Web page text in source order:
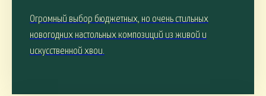
Огромный выбор бюджетных, но очень стильных
новогодних настольных композиций из живой и
искусственной хвои.